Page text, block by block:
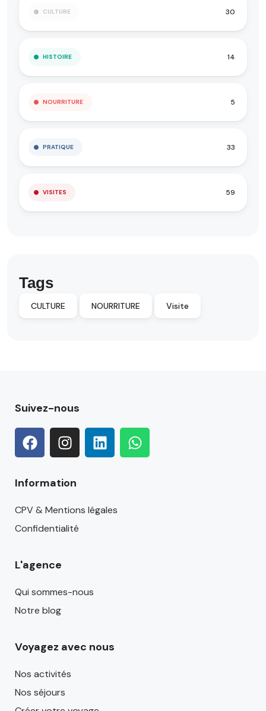
CULTURE 30
HISTOIRE 14
NOURRITURE 5
PRATIQUE 33
VISITES 59
Tags
CULTURE NOURRITURE Visite
Suivez-nous
Information
CPV & Mentions légales
Confidentialité
L'agence
Qui sommes-nous
Notre blog
Voyagez avec nous
Nos activités
Nos séjours